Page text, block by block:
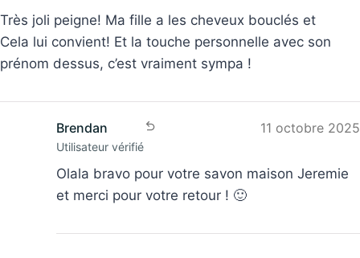
Très joli peigne! Ma fille a les cheveux bouclés et
Cela lui convient! Et la touche personnelle avec son
prénom dessus, c’est vraiment sympa !
Brendan
Utilisateur vérifié
11 octobre 2025
Olala bravo pour votre savon maison Jeremie
et merci pour votre retour ! 🙂